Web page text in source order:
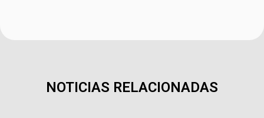
NOTICIAS RELACIONADAS